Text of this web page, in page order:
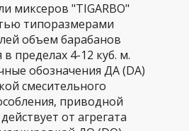
миксеров "TIGARBO"
типоразмерами
объем барабанов
пределах 4-12 куб. м.
обозначения ДА (DA)
смесительного
приводной
от агрегата